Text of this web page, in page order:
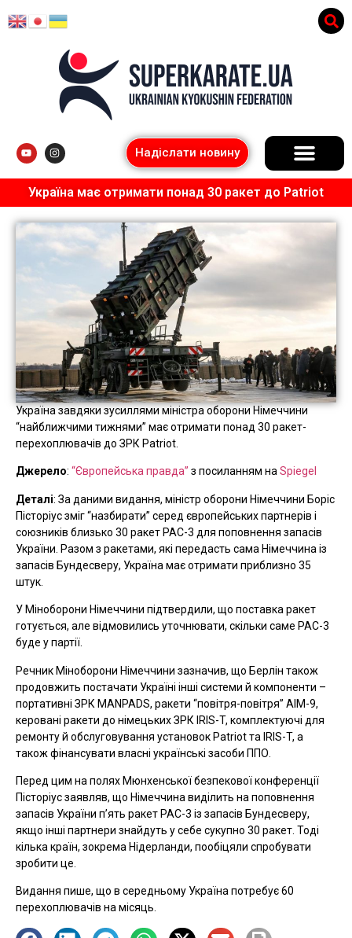
Надіслати новину
Україна має отримати понад 30 ракет до Patriot
Україна завдяки зусиллями міністра оборони Німеччини
“найближчими тижнями” має отримати понад 30 ракет-
перехоплювачів до ЗРК Patriot.
Джерело: “Європейська правда” з посиланням наSpiegel
Деталі: За даними видання, міністр оборони Німеччини Боріс
Пісторіус зміг “назбирати” серед європейських партнерів і
союзників близько 30 ракет PAC-3 для поповнення запасів
України. Разом з ракетами, які передасть сама Німеччина із
запасів Бундесверу, Україна має отримати приблизно 35
штук.
У Міноборони Німеччини підтвердили, що поставка ракет
готується, але відмовились уточнювати, скільки саме PAC-3
буде у партії.
Речник Міноборони Німеччини зазначив, що Берлін також
продовжить постачати Україні інші системи й компоненти –
портативні ЗРК MANPADS, ракети “повітря-повітря” AIM-9,
керовані ракети до німецьких ЗРК IRIS-T, комплектуючі для
ремонту й обслуговування установок Patriot та IRIS-T, а
також фінансувати власні українські засоби ППО.
Перед цим на полях Мюнхенської безпекової конференції
Пісторіус заявляв, що Німеччина виділить на поповнення
запасів України п’ять ракет PAC-3 із запасів Бундесверу,
якщо інші партнери знайдуть у себе сукупно 30 ракет. Тоді
кілька країн, зокрема Нідерланди, пообіцяли спробувати
зробити це.
Видання пише, що в середньому Україна потребує 60
перехоплювачів на місяць.